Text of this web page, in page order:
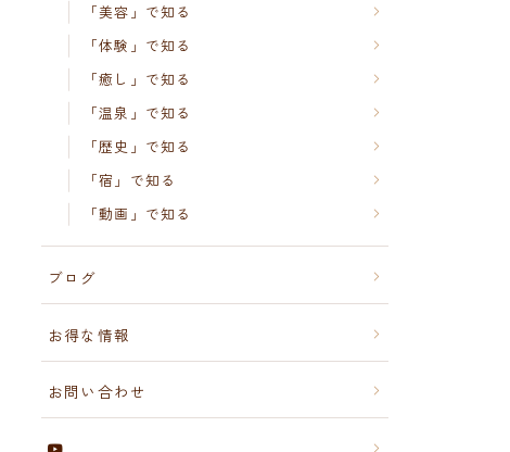
「美容」で知る
「体験」で知る
「癒し」で知る
「温泉」で知る
「歴史」で知る
「宿」で知る
「動画」で知る
ブログ
お得な情報
お問い合わせ